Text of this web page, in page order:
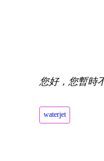
您好，您暫時
waterjet